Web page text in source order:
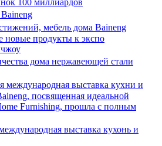
100 миллиардов
мебель дома Baineng
новые продукты к экспо
дома нержавеющей стали
международная выставка кухни и
посвященная идеальной
Furnishing, прошла с полным
выставка кухонь и